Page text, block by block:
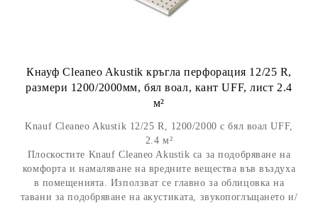
Кнауф Cleaneo Akustik кръгла перфорация 12/25 R,
размери 1200/2000мм, бял воал, кант UFF, лист 2.4
м²
Knauf Cleaneo Akustik 12/25 R, 1200/2000 с бял воал UFF,
2.4 м²
Плоскостите Knauf Cleaneo Akustik са за подобряване на
комфорта и намаляване на вредните вещества във въздуха
в помещенията. Използват се главно за облицовка на
тавани за подобряване на акустиката, звукопоглъщането и/